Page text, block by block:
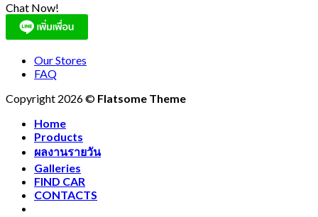
Chat Now!
Our Stores
FAQ
Copyright 2026 © Flatsome Theme
Home
Products
ผลงานรายวัน
Galleries
FIND CAR
CONTACTS